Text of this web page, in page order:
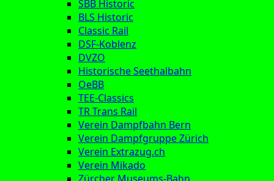
SBB Historic
BLS Historic
Classic Rail
DSF-Koblenz
DVZO
Historische Seethalbahn
OeBB
TEE-Classics
TR Trans Rail
Verein Dampfbahn Bern
Verein Dampfgruppe Zürich
Verein Extrazug.ch
Verein Mikado